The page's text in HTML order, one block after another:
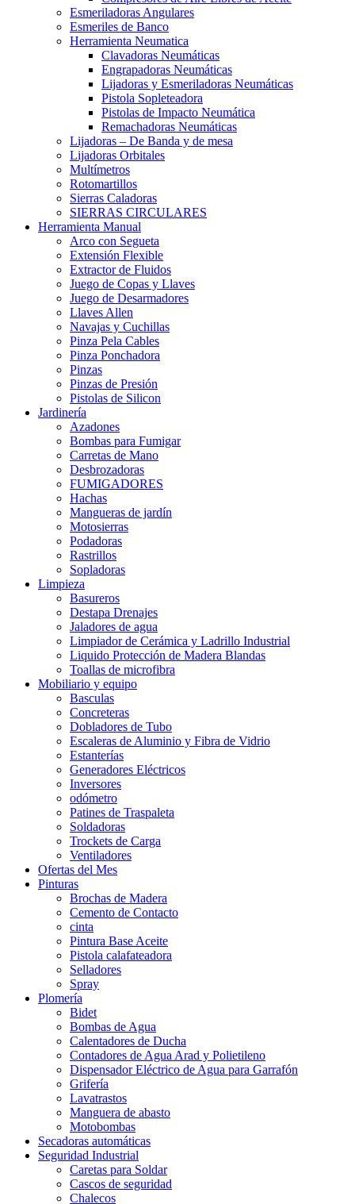
Esmeriladoras Angulares
Esmeriles de Banco
Herramienta Neumatica
Clavadoras Neumáticas
Engrapadoras Neumáticas
Lijadoras y Esmeriladoras Neumáticas
Pistola Sopleteadora
Pistolas de Impacto Neumática
Remachadoras Neumáticas
Lijadoras – De Banda y de mesa
Lijadoras Orbitales
Multímetros
Rotomartillos
Sierras Caladoras
SIERRAS CIRCULARES
Herramienta Manual
Arco con Segueta
Extensión Flexible
Extractor de Fluidos
Juego de Copas y Llaves
Juego de Desarmadores
Llaves Allen
Navajas y Cuchillas
Pinza Pela Cables
Pinza Ponchadora
Pinzas
Pinzas de Presión
Pistolas de Silicon
Jardinería
Azadones
Bombas para Fumigar
Carretas de Mano
Desbrozadoras
FUMIGADORES
Hachas
Mangueras de jardín
Motosierras
Podadoras
Rastrillos
Sopladoras
Limpieza
Basureros
Destapa Drenajes
Jaladores de agua
Limpiador de Cerámica y Ladrillo Industrial
Liquido Protección de Madera Blandas
Toallas de microfibra
Mobiliario y equipo
Basculas
Concreteras
Dobladores de Tubo
Escaleras de Aluminio y Fibra de Vidrio
Estanterías
Generadores Eléctricos
Inversores
odómetro
Patines de Traspaleta
Soldadoras
Trockets de Carga
Ventiladores
Ofertas del Mes
Pinturas
Brochas de Madera
Cemento de Contacto
cinta
Pintura Base Aceite
Pistola calafateadora
Selladores
Spray
Plomería
Bidet
Bombas de Agua
Calentadores de Ducha
Contadores de Agua Arad y Polietileno
Dispensador Eléctrico de Agua para Garrafón
Grifería
Lavatrastos
Manguera de abasto
Motobombas
Secadoras automáticas
Seguridad Industrial
Caretas para Soldar
Cascos de seguridad
Chalecos